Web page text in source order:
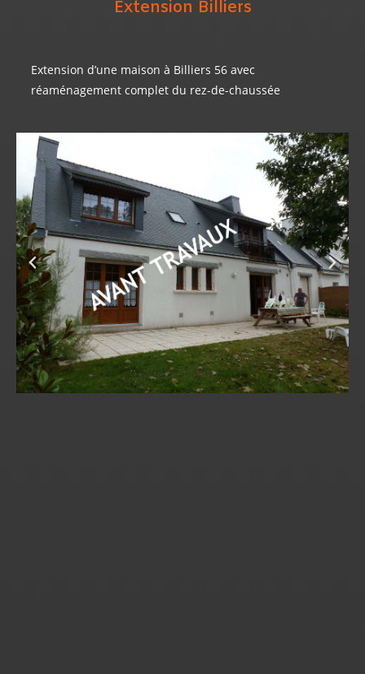
Extension Billiers
Extension d’une maison à Billiers 56 avec
réaménagement complet du rez-de-chaussée